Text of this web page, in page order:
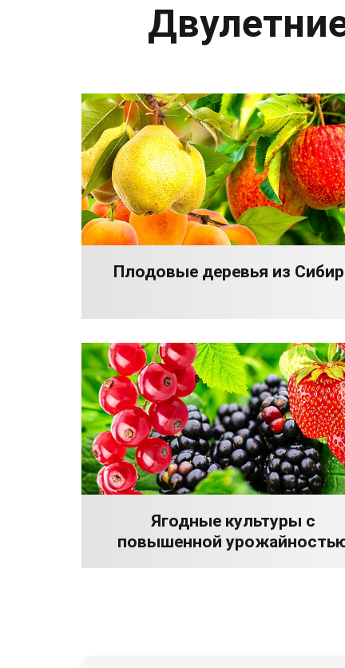
Плодовые деревья из
Ягодные культуры с
повышенной